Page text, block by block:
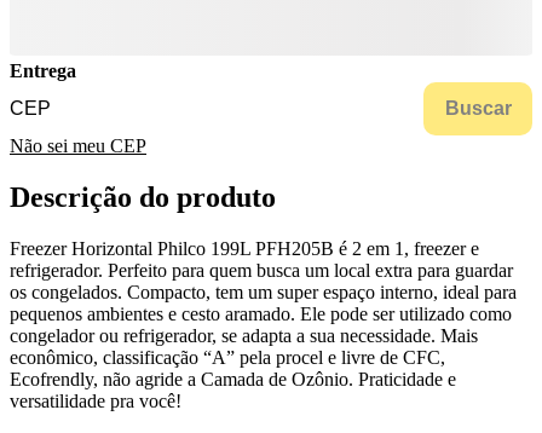
Entrega
Buscar
Não sei meu CEP
Descrição do produto
Freezer Horizontal Philco 199L PFH205B é 2 em 1, freezer e
refrigerador. Perfeito para quem busca um local extra para guardar
os congelados. Compacto, tem um super espaço interno, ideal para
pequenos ambientes e cesto aramado. Ele pode ser utilizado como
congelador ou refrigerador, se adapta a sua necessidade. Mais
econômico, classificação “A” pela procel e livre de CFC,
Ecofrendly, não agride a Camada de Ozônio. Praticidade e
versatilidade pra você!